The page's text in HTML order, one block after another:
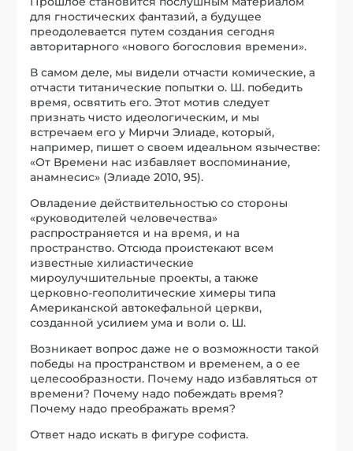
для гностических фантазий, а будущее
преодолевается путем создания сегодня
авторитарного «нового богословия времени».
В самом деле, мы видели отчасти комические, а
отчасти титанические попытки о. Ш. победить
время, освятить его. Этот мотив следует
признать чисто идеологическим, и мы
встречаем его у Мирчи Элиаде, который,
например, пишет о своем идеальном язычестве:
«От Времени нас избавляет воспоминание,
анамнесис» (Элиаде 2010, 95).
Овладение действительностью со стороны
«руководителей человечества»
распространяется и на время, и на
пространство. Отсюда проистекают всем
известные хилиастические
мироулучшительные проекты, а также
церковно-геополитические химеры типа
Американской автокефальной церкви,
созданной усилием ума и воли о. Ш.
Возникает вопрос даже не о возможности такой
победы на пространством и временем, а о ее
целесообразности. Почему надо избавляться от
времени? Почему надо побеждать время?
Почему надо преображать время?
Ответ надо искать в фигуре софиста.